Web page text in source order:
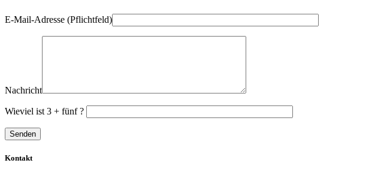
lasse
E-Mail-Adresse (Pflichtfeld)
Nachricht
Wieviel ist 3 + fünf ?
Kontakt